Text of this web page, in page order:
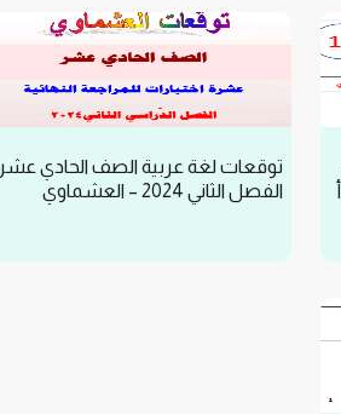
الحادي عشر الفصل الثاني 2023/2024 أ
توقعات لغة عربية الصف الحادي عشر
الفصل الثاني 2024 – العشماوي